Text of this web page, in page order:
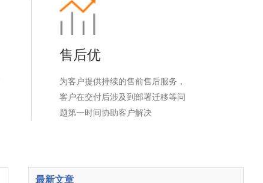
售后优
为客户提供持续的售前售后服务，
客户在交付后涉及到部署迁移等问
题第一时间协助客户解决
最新文章